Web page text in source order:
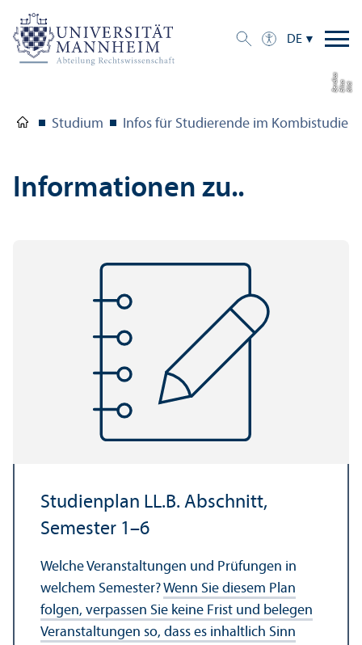
DE
Bil
d:
Eli
s
a
B
e
r
dic
a
Studium Infos für Studierende im
Informationen zu..
Studien­plan LL.B. Abschnitt,
Semester 1–6
Welche Veranstaltungen und Prüfungen in
welchem Semester?Wenn Sie diesem Plan
folgen, verpassen Sie keine Frist und belegen
Veranstaltungen so, dass es inhaltlich Sinn